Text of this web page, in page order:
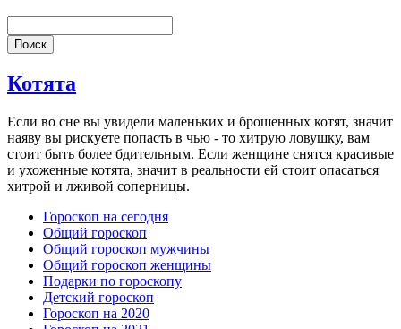
Поиск
Котята
Если во сне вы увидели маленьких и брошенных котят, значит
наяву вы рискуете попасть в чью - то хитрую ловушку, вам
стоит быть более бдительным. Если женщине снятся красивые
и ухоженные котята, значит в реальности ей стоит опасаться
хитрой и лживой соперницы.
Гороскоп на сегодня
Общий гороскоп
Общий гороскоп мужчины
Общий гороскоп женщины
Подарки по гороскопу
Детский гороскоп
Гороскоп на 2020